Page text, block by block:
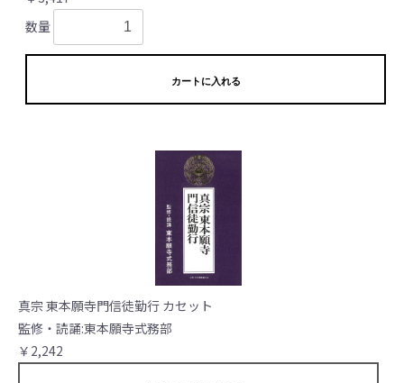
数量
カートに入れる
真宗 東本願寺門信徒勤行 カセット
監修・読誦:東本願寺式務部
￥2,242